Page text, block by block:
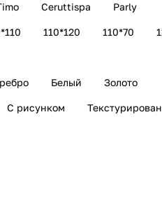
Ceruttispa Parly
110*120 110*70
Белый Золото
С рисунком